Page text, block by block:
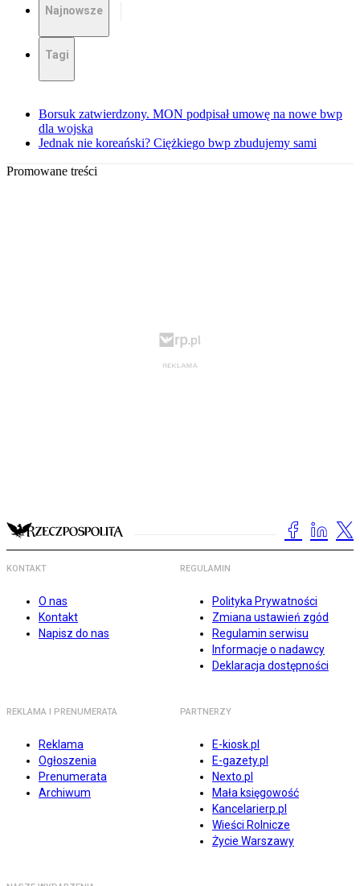
Najnowsze
Tagi
Borsuk zatwierdzony. MON podpisał umowę na nowe bwp
dla wojska
Jednak nie koreański? Ciężkiego bwp zbudujemy sami
Promowane treści
KONTAKT
O nas
Kontakt
Napisz do nas
REGULAMIN
Polityka Prywatności
Zmiana ustawień zgód
Regulamin serwisu
Informacje o nadawcy
Deklaracja dostępności
REKLAMA I PRENUMERATA
Reklama
Ogłoszenia
Prenumerata
Archiwum
PARTNERZY
E-kiosk.pl
E-gazety.pl
Nexto.pl
Mała księgowość
Kancelarierp.pl
Wieści Rolnicze
Życie Warszawy